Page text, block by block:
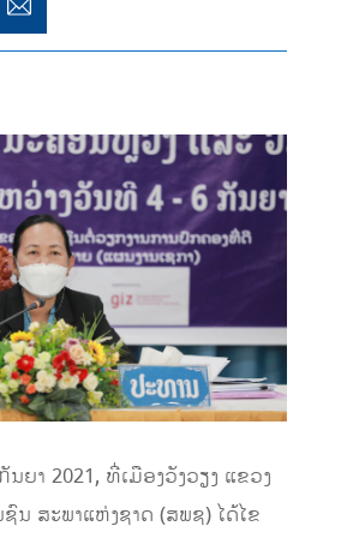
ຍາ 2021, ທີ່ເມືອງວັງວຽງ ແຂວງ
ນ ສະພາແຫ່ງຊາດ (ສພຊ) ໄດ້ໄຂ